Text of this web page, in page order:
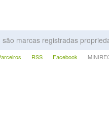
marcas registradas
RSS Facebook